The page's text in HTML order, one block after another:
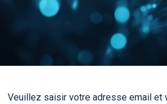
Veuillez saisir votre adresse email et